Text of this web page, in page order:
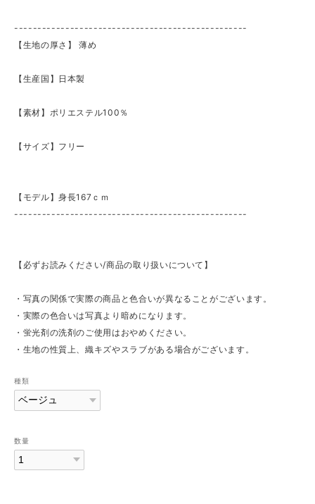
--------------------------------------------------
【生地の厚さ】 薄め
【生産国】日本製
【素材】ポリエステル100％
【サイズ】フリー
【モデル】身長167ｃｍ
--------------------------------------------------
【必ずお読みください/商品の取り扱いについて】
・写真の関係で実際の商品と色合いが異なることがございます。
・実際の色合いは写真より暗めになります。
・蛍光剤の洗剤のご使用はおやめください。
・生地の性質上、織キズやスラブがある場合がございます。
種類
数量